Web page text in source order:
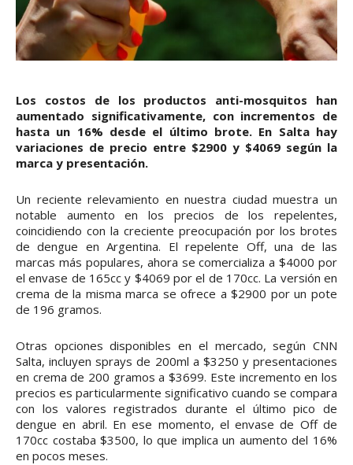
Los costos de los productos anti-mosquitos han
aumentado significativamente, con incrementos de
hasta un 16% desde el último brote. En Salta hay
variaciones de precio entre $2900 y $4069 según la
marca y presentación.
Un reciente relevamiento en nuestra ciudad muestra un
notable aumento en los precios de los repelentes,
coincidiendo con la creciente preocupación por los brotes
de dengue en Argentina. El repelente Off, una de las
marcas más populares, ahora se comercializa a $4000 por
el envase de 165cc y $4069 por el de 170cc. La versión en
crema de la misma marca se ofrece a $2900 por un pote
de 196 gramos.
Otras opciones disponibles en el mercado, según CNN
Salta, incluyen sprays de 200ml a $3250 y presentaciones
en crema de 200 gramos a $3699. Este incremento en los
precios es particularmente significativo cuando se compara
con los valores registrados durante el último pico de
dengue en abril. En ese momento, el envase de Off de
170cc costaba $3500, lo que implica un aumento del 16%
en pocos meses.